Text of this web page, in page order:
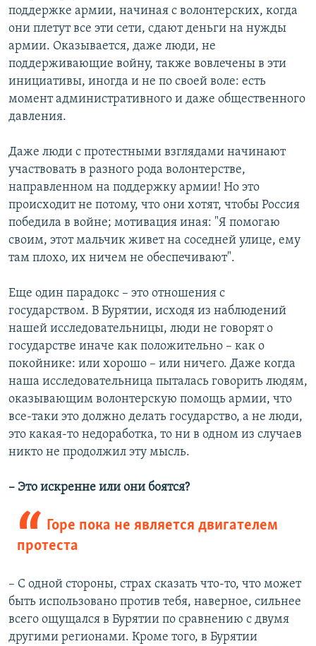
поддержке армии, начиная с волонтерских, когда
они плетут все эти сети, сдают деньги на нужды
армии. Оказывается, даже люди, не
поддерживающие войну, также вовлечены в эти
инициативы, иногда и не по своей воле: есть
момент административного и даже общественного
давления.
Даже люди с протестными взглядами начинают
участвовать в разного рода волонтерстве,
направленном на поддержку армии! Но это
происходит не потому, что они хотят, чтобы Россия
победила в войне; мотивация иная: "Я помогаю
своим, этот мальчик живет на соседней улице, ему
там плохо, их ничем не обеспечивают".
Еще один парадокс – это отношения с
государством. В Бурятии, исходя из наблюдений
нашей исследовательницы, люди не говорят о
государстве иначе как положительно – как о
покойнике: или хорошо – или ничего. Даже когда
наша исследовательница пыталась говорить людям,
оказывающим волонтерскую помощь армии, что
все-таки это должно делать государство, а не люди,
это какая-то недоработка, то ни в одном из случаев
никто не продолжил эту мысль.
– Это искренне или они боятся?
Горе пока не является двигателем
протеста
– С одной стороны, страх сказать что-то, что может
быть использовано против тебя, наверное, сильнее
всего ощущался в Бурятии по сравнению с двумя
другими регионами. Кроме того, в Бурятии